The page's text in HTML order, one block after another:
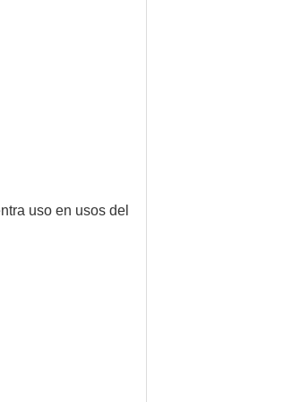
uso en usos del